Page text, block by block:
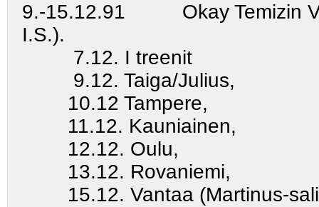
9.-15.12.91 Okay Temizin V
I.S.).
7.12. I treenit
9.12. Taiga/Julius,
10.12 Tampere,
11.12. Kauniainen,
12.12. Oulu,
13.12. Rovaniemi,
15.12. Vantaa (Martinus-